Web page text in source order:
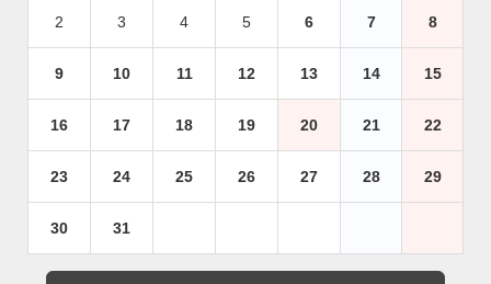
2 3 4 5 6 7 8
9 10 11 12 13 14 15
16 17 18 19 20 21 22
23 24 25 26 27 28 29
30 31